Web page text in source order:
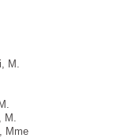
M.
M.
Mme